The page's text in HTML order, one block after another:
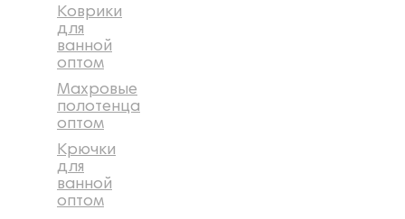
Коврики
для
ванной
оптом
Махровые
полотенца
оптом
Крючки
для
ванной
оптом